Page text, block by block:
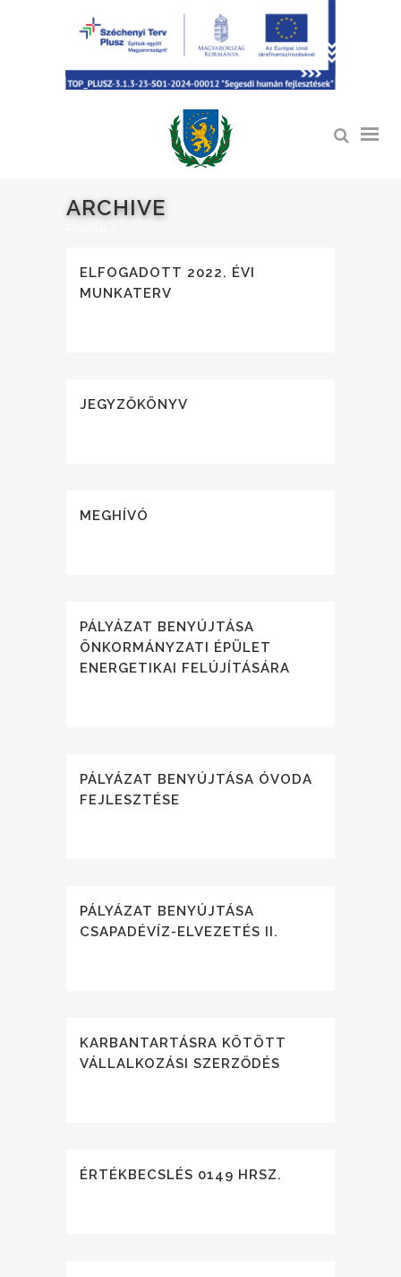
ARCHIVE
ELFOGADOTT 2022. ÉVI
MUNKATERV
JEGYZŐKÖNYV
MEGHÍVÓ
PÁLYÁZAT BENYÚJTÁSA
ÖNKORMÁNYZATI ÉPÜLET
ENERGETIKAI FELÚJÍTÁSÁRA
PÁLYÁZAT BENYÚJTÁSA ÓVODA
FEJLESZTÉSE
PÁLYÁZAT BENYÚJTÁSA
CSAPADÉVÍZ-ELVEZETÉS II.
KARBANTARTÁSRA KÖTÖTT
VÁLLALKOZÁSI SZERZŐDÉS
ÉRTÉKBECSLÉS 0149 HRSZ.